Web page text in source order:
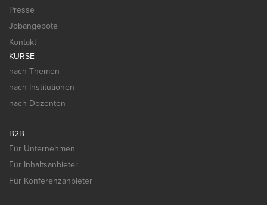
Presse
Jobangebote
Kontakt
KURSE
nach Themen
nach Institutionen
nach Dozenten
B2B
Für Unternehmen
Für Inhaltsanbieter
Für Konferenzanbieter